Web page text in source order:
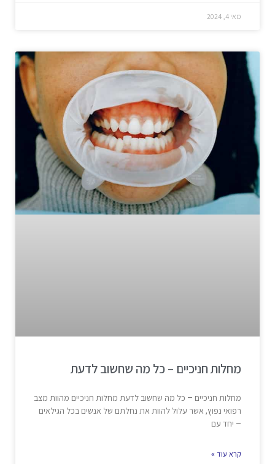
מאי 4, 2024
מחלות חניכיים – כל מה שחשוב לדעת
מחלות חניכיים – כל מה שחשוב לדעת מחלות חניכיים מהוות מצב
רפואי נפוץ, אשר עלול להוות את נחלתם של אנשים בכל הגילאים
– יחד עם
קרא עוד »